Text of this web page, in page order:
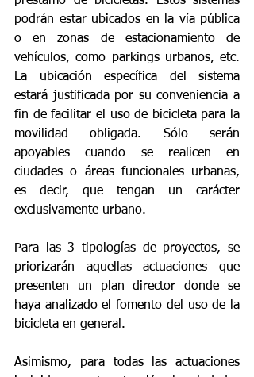
podrán estar ubicados en la vía pública
o en zonas de estacionamiento de
vehículos, como parkings urbanos, etc.
La ubicación específica del sistema
estará justificada por su conveniencia a
fin de facilitar el uso de bicicleta para la
movilidad obligada. Sólo serán
apoyables cuando se realicen en
ciudades o áreas funcionales urbanas,
es decir, que tengan un carácter
exclusivamente urbano.
Para las 3 tipologías de proyectos, se
priorizarán aquellas actuaciones que
presenten un plan director donde se
haya analizado el fomento del uso de la
bicicleta en general.
Asimismo, para todas las actuaciones